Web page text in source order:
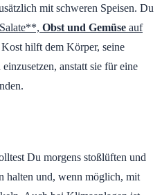
mit schweren Speisen. Du
Obst und Gemüse auf
hilft dem Körper, seine
anstatt sie für eine
Du morgens stoßlüften und
halten und, wenn möglich, mit